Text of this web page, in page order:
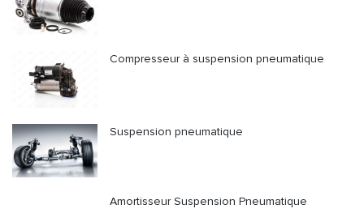
Compresseur à suspension pneumatique
Suspension pneumatique
Amortisseur Suspension Pneumatique